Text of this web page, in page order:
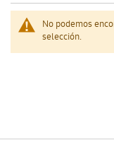
No podemos
selección.